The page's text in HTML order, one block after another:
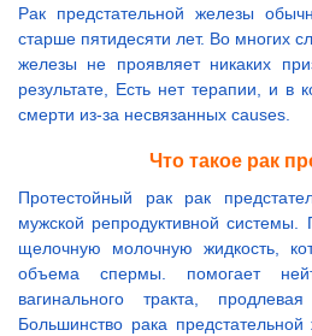
Рак предстательной железы
старше пятидесяти лет. Во многих
железы не проявляет никаких
результате, Есть нет терапии, и в
смерти из-за несвязанных causes.
Что такое рак
Протестойный рак рак
мужской репродуктивной системы.
щелочную молочную жидкость,
объема спермы. помогает
вагинального тракта,
Большинство рака